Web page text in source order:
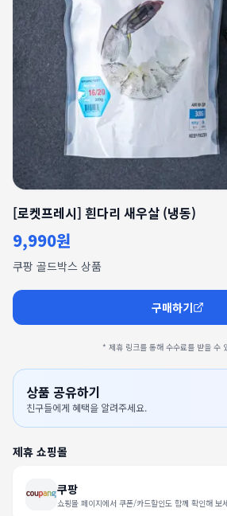
[로켓프레시] 흰다리 새우살 (냉동)
9,990원
쿠팡 골드박스 상품
구매하기
* 제휴 링크를 통해 수수료를 받을 수
상품 공유하기
친구들에게 혜택을 알려주세요.
제휴 쇼핑몰
쿠팡
쇼핑몰 페이지에서 쿠폰/카드할인도 함께 확인해 보